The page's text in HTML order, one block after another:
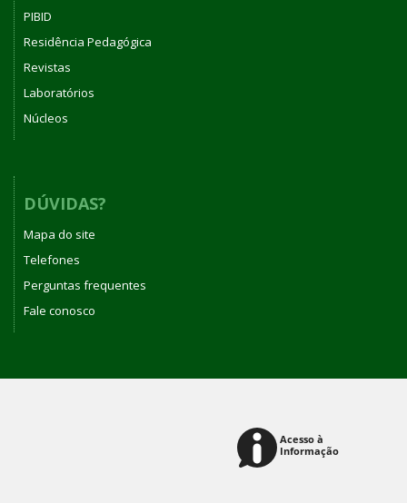
PIBID
Residência Pedagógica
Revistas
Laboratórios
Núcleos
DÚVIDAS?
Mapa do site
Telefones
Perguntas frequentes
Fale conosco